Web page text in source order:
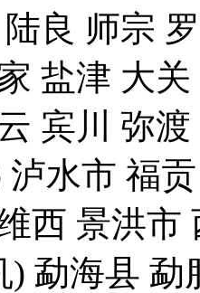
良 师宗
盐津 大
宾川 弥
水市 福
西 景洪
) 勐海县